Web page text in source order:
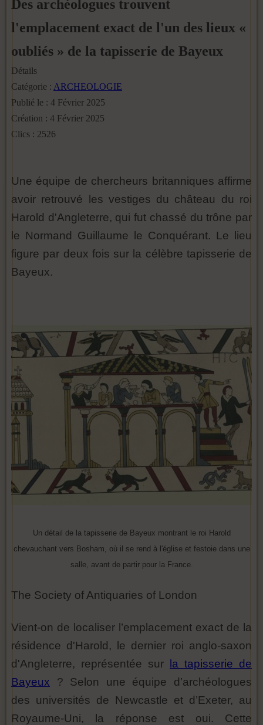
Des archéologues trouvent
l'emplacement exact de l'un des lieux «
oubliés » de la tapisserie de Bayeux
Détails
Catégorie : ARCHEOLOGIE
Publié le : 4 Février 2025
Création : 4 Février 2025
Clics : 2526
Une équipe de chercheurs britanniques affirme
avoir retrouvé les vestiges du château du roi
Harold d'Angleterre, qui fut chassé du trône par
le Normand Guillaume le Conquérant. Le lieu
figure par deux fois sur la célèbre tapisserie de
Bayeux.
Un détail de la tapisserie de Bayeux montrant le roi Harold
chevauchant vers Bosham, où il se rend à l'église et festoie dans une
salle, avant de partir pour la France.
The Society of Antiquaries of London
Vient-on de localiser l’emplacement exact de la
résidence d'Harold, le dernier roi anglo-saxon
d'Angleterre, représentée sur la tapisserie de
Bayeux ? Selon une équipe d’archéologues
des universités de Newcastle et d’Exeter, au
Royaume-Uni, la réponse est oui. Cette